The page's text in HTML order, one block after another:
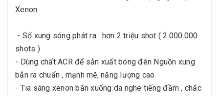
Xenon
- Số xung sóng phát ra : hơn 2 triệu shot ( 2.000.000
shots )
- Dùng chất ACR để sản xuất bóng đèn Nguồn xung
bắn ra chuẩn , mạnh mẽ, năng lượng cao
- Tia sáng xenon bắn xuống da nghe tiếng đầm , chắc